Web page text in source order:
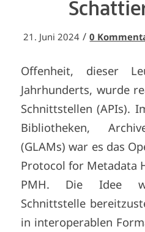
21. Juni 2024 / 0
Offenheit, dieser
Jahrhunderts, wurde
Schnittstellen (APIs).
Bibliotheken,
(GLAMs) war es das
Protocol for Metadata
PMH. Die Idee
Schnittstelle
in interoperablen